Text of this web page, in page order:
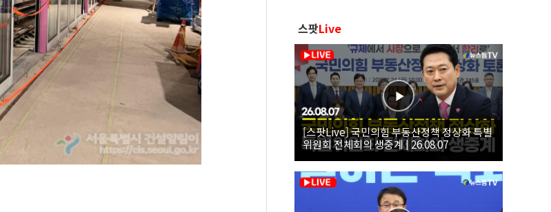
스팟Live
[스팟Live] 국민의힘 부동산정책 정상화 특별
위원회 전체회의 생중계 | 26.08.07